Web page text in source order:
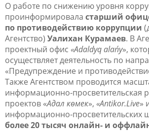
О работе по снижению уровня
проинформировала старший
по противодействию коррупции
Агентство) Уалихан Курамаев. В
проектный офис «Adaldyq alańy»,
осуществляет деятельность по
«Предупреждение и
Также Агентством проводится
информационно-просветительская
проектов «Адал көмек», «Antikor.Live»
информационно-просветительских
более 20 тысяч онлайн- и